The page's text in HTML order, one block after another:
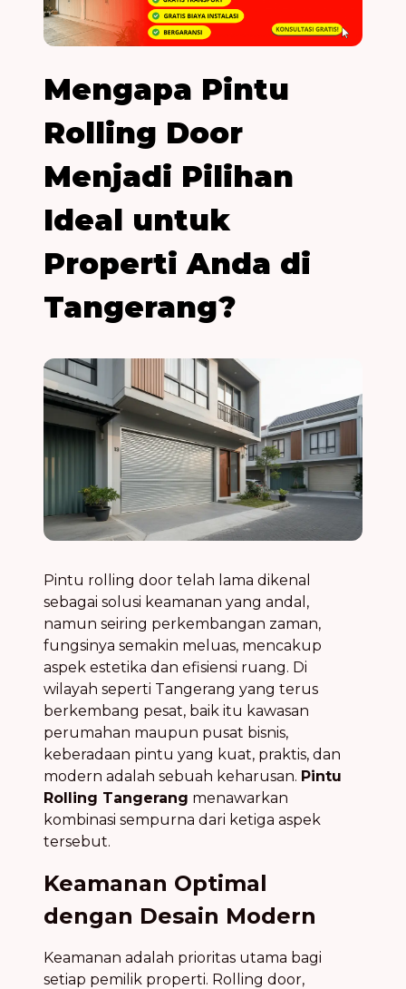
Mengapa Pintu
Rolling Door
Menjadi Pilihan
Ideal untuk
Properti Anda di
Tangerang?
Pintu rolling door telah lama dikenal
sebagai solusi keamanan yang andal,
namun seiring perkembangan zaman,
fungsinya semakin meluas, mencakup
aspek estetika dan efisiensi ruang. Di
wilayah seperti Tangerang yang terus
berkembang pesat, baik itu kawasan
perumahan maupun pusat bisnis,
keberadaan pintu yang kuat, praktis, dan
modern adalah sebuah keharusan. Pintu
Rolling Tangerang menawarkan
kombinasi sempurna dari ketiga aspek
tersebut.
Keamanan Optimal
dengan Desain Modern
Keamanan adalah prioritas utama bagi
setiap pemilik properti. Rolling door,